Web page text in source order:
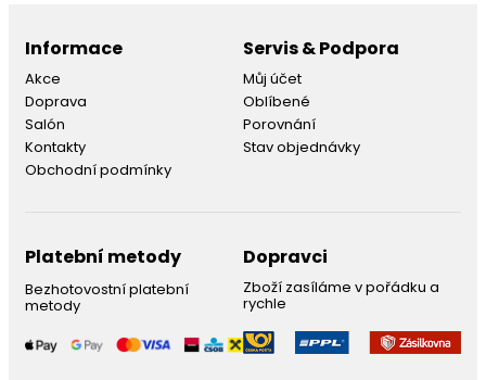
Informace
Akce
Doprava
Salón
Kontakty
Obchodní podmínky
Servis & Podpora
Můj účet
Oblíbené
Porovnání
Stav objednávky
Platební metody
Bezhotovostní platební
metody
Dopravci
Zboží zasíláme v pořádku a
rychle